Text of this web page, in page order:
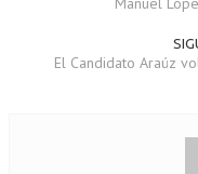
El Candidato Araúz